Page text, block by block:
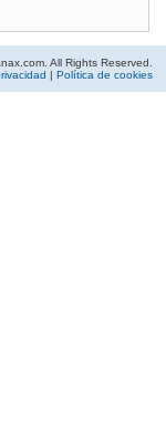
All Rights Reserved.
Política de cookies